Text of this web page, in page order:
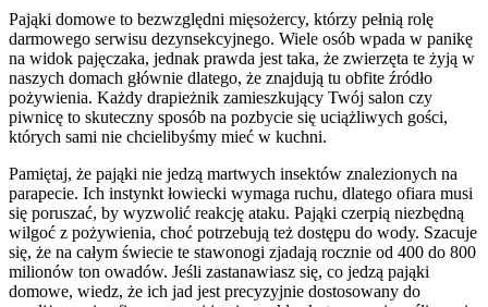
Pająki domowe to bezwzględni mięsożercy, którzy pełnią rolę
darmowego serwisu dezynsekcyjnego. Wiele osób wpada w panikę
na widok pajęczaka, jednak prawda jest taka, że zwierzęta te żyją w
naszych domach głównie dlatego, że znajdują tu obfite źródło
pożywienia. Każdy drapieżnik zamieszkujący Twój salon czy
piwnicę to skuteczny sposób na pozbycie się uciążliwych gości,
których sami nie chcielibyśmy mieć w kuchni.
Pamiętaj, że pająki nie jedzą martwych insektów znalezionych na
parapecie. Ich instynkt łowiecki wymaga ruchu, dlatego ofiara musi
się poruszać, by wyzwolić reakcję ataku. Pająki czerpią niezbędną
wilgoć z pożywienia, choć potrzebują też dostępu do wody. Szacuje
się, że na całym świecie te stawonogi zjadają rocznie od 400 do 800
milionów ton owadów. Jeśli zastanawiasz się, co jedzą pająki
domowe, wiedz, że ich jad jest precyzyjnie dostosowany do